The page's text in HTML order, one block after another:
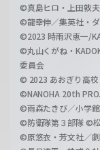
©真島ヒロ・上田敦
©龍幸伸／集英社・
©2023 時雨沢恵一/
©丸山くがね・
委員会
© 2023 あおぎり高
©NANOHA 20th
©雨森たきび／小学
©防衛隊第３部隊 ©
©原悠衣・芳文社／